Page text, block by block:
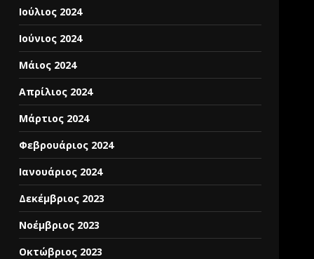
Ιούλιος 2024
Ιούνιος 2024
Μάιος 2024
Απρίλιος 2024
Μάρτιος 2024
Φεβρουάριος 2024
Ιανουάριος 2024
Δεκέμβριος 2023
Νοέμβριος 2023
Οκτώβριος 2023